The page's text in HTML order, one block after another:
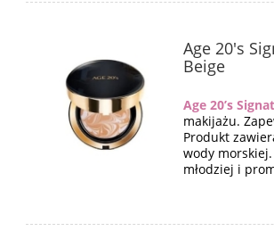
Age 20's
Beige
Age 20’s
makijażu.
Produkt
wody
młodziej i